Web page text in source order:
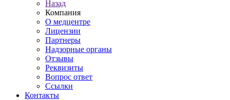
Назад
Компания
О медцентре
Лицензии
Партнеры
Надзорные органы
Отзывы
Реквизиты
Вопрос ответ
Ссылки
Контакты